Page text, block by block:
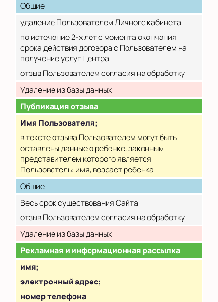
Общие
удаление Пользователем Личного кабинета
по истечение 2-х лет с момента окончания
срока действия договора с Пользователем на
получение услуг Центра
отзыв Пользователем согласия на обработку
Удаление из базы данных
Публикация отзыва
Имя Пользователя;
в тексте отзыва Пользователем могут быть
оставлены данные о ребенке, законным
представителем которого является
Пользователь: имя, возраст ребенка
Общие
Весь срок существования Сайта
отзыв Пользователем согласия на обработку
Удаление из базы данных
Рекламная и информационная рассылка
имя;
электронный адрес;
номер телефона